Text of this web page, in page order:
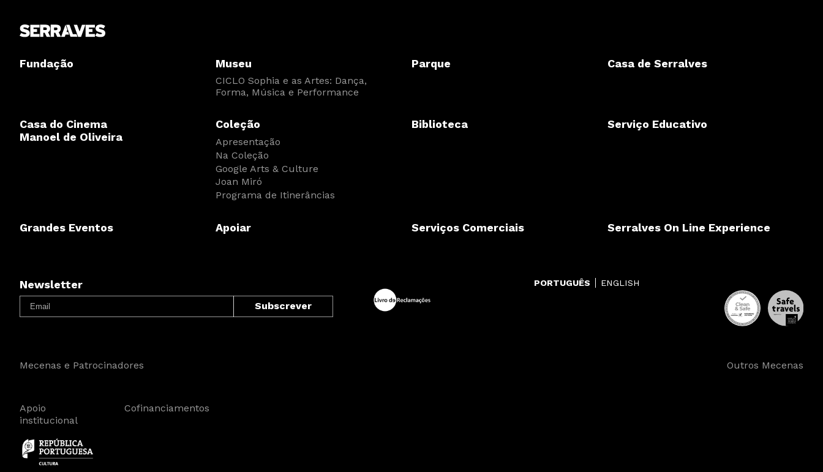
Fundação Museu
CICLO Sophia e as Artes: Dança,
Forma, Música e Performance
Parque Casa de Serralves
Casa do Cinema
Manoel de Oliveira
Coleção
Apresentação
Na Coleção
Google Arts & Culture
Joan Miró
Programa de Itinerâncias
Biblioteca Serviço Educativo
Grandes Eventos Apoiar Serviços Comerciais Serralves On Line Experience
Newsletter PORTUGUÊS ENGLISH
Mecenas e Patrocinadores Outros Mecenas
Apoio
institucional
Cofinanciamentos